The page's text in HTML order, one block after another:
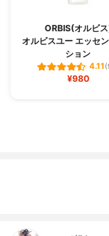
ORBIS(オルビ
オルビスユー エッセ
ション
4.11
¥980